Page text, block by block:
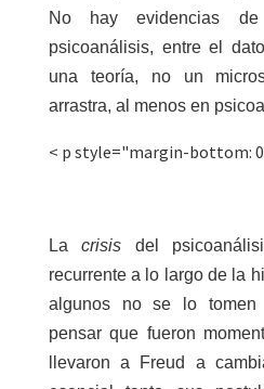
No hay evidencias
psicoanálisis, entre el
una teoría, no un
arrastra, al menos en
< p style="margin-bottom:
Lacrisis del
recurrente a lo largo de la
algunos no se lo tomen
pensar que fueron
llevaron a Freud a